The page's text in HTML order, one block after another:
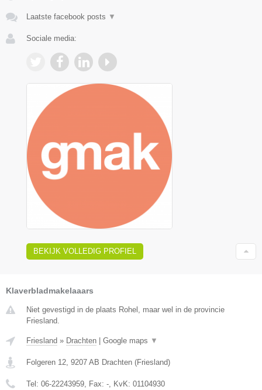
Laatste facebook posts ▼
Sociale media:
BEKIJK VOLLEDIG PROFIEL
Klaverbladmakelaaars
Niet gevestigd in de plaats Rohel, maar wel in de provincie
Friesland.
Friesland » Drachten | Google maps ▼
Folgeren 12 9207 AB Drachten (Friesland)
Tel: 06-22243959 , Fax: - , KvK: 01104930